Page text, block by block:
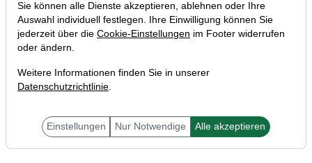
Sie können alle Dienste akzeptieren, ablehnen oder Ihre
Auswahl individuell festlegen. Ihre Einwilligung können Sie
jederzeit über die Cookie-Einstellungen im Footer widerrufen
oder ändern.
Weitere Informationen finden Sie in unserer
Datenschutzrichtlinie.
Einstellungen Nur Notwendige Alle akzeptieren